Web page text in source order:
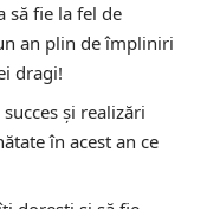
să fie la fel de
an plin de împliniri
dragi!
și realizări
în acest an ce